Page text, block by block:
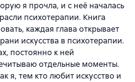
я прочла, и с неё началась
психотерапии. Книга
каждая глава открывает
искусства в психотерапии.
постоянно к ней
отдельные моменты.
я, тем кто любит искусство и